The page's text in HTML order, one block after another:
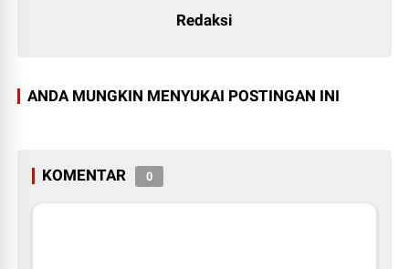
Redaksi
ANDA MUNGKIN MENYUKAI POSTINGAN INI
KOMENTAR 0